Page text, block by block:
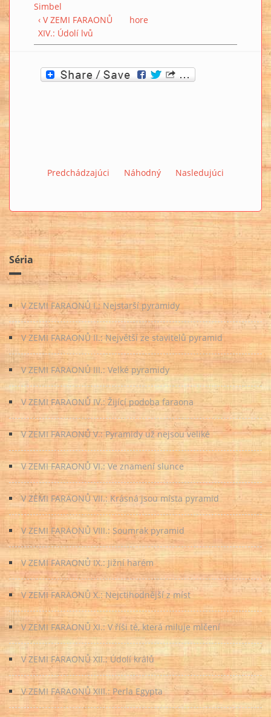
Simbel
‹ V ZEMI FARAONŮ
XIV.: Údolí lvů
hore
Predchádzajúci Náhodný Nasledujúci
Séria
V ZEMI FARAONŮ I.: Nejstarší pyramidy
V ZEMI FARAONŮ II.: Největší ze stavitelů pyramid
V ZEMI FARAONŮ III.: Velké pyramidy
V ZEMI FARAONŮ IV.: Žijící podoba faraona
V ZEMI FARAONŮ V.: Pyramidy už nejsou veliké
V ZEMI FARAONŮ VI.: Ve znamení slunce
V ZEMI FARAONŮ VII.: Krásná jsou místa pyramid
V ZEMI FARAONŮ VIII.: Soumrak pyramid
V ZEMI FARAONŮ IX.: Jižní harém
V ZEMI FARAONŮ X.: Nejctihodnější z míst
V ZEMI FARAONŮ XI.: V říši té, která miluje mlčení
V ZEMI FARAONŮ XII.: Údolí králů
V ZEMI FARAONŮ XIII.: Perla Egypta